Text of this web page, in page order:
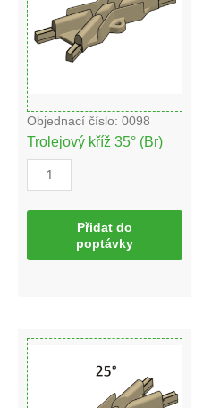
Objednací číslo: 0098
Trolejový kříž 35° (Br)
množství
Přidat do
poptávky
Trolejový
kříž
25°
(Br)